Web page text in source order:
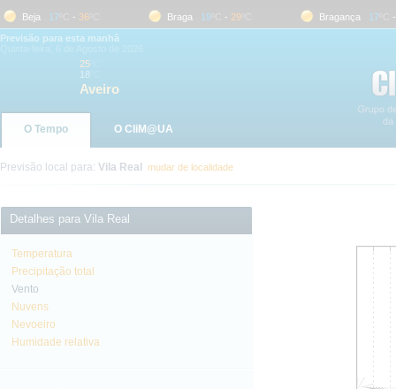
Beja 17 ºC- 36 ºC Braga 19 ºC- 29 ºC Bragança 17 ºC-
31
Previsão para esta manhã
25
18
Aveiro
O Tempo O CliM@UA
Previsão local para: Vila Real mudar de localidade
Detalhes para Vila Real
Temperatura
Precipitação total
Vento
Nuvens
Nevoeiro
Humidade relativa